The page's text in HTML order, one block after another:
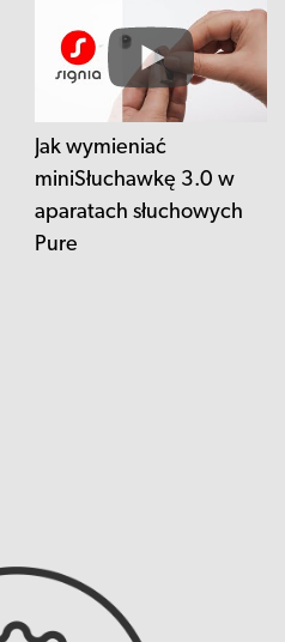
Jak wymieniać
miniSłuchawkę 3.0 w
aparatach słuchowych
Pure